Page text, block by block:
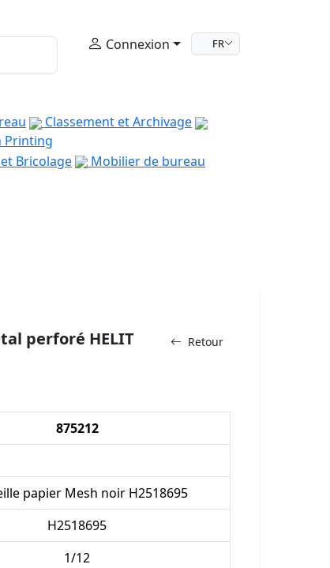
Connexion FR
Classement et Archivage
Printing
Bricolage
Mobilier de bureau
Retour
perforé HELIT
875212
papier Mesh noir H2518695
H2518695
1/12